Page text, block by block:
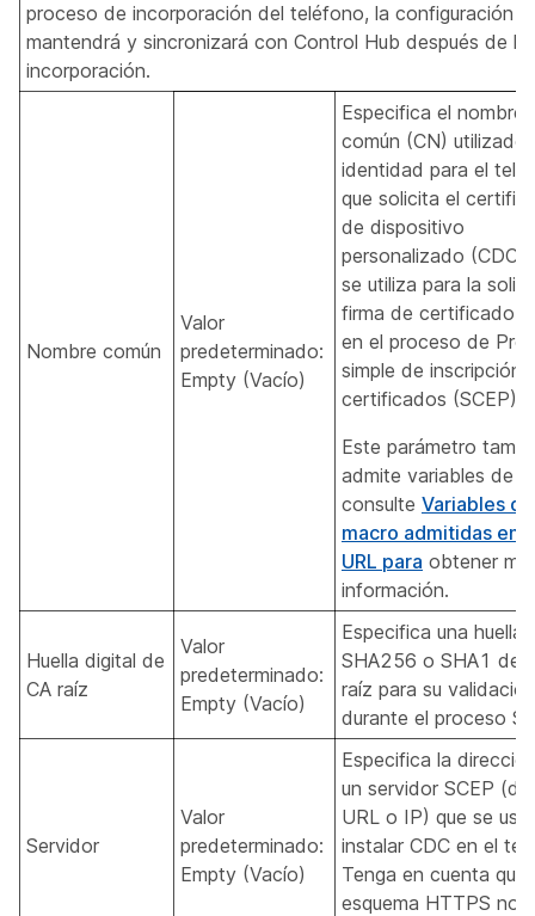
proceso de incorporación del teléfono, la configuración
mantendrá y sincronizará con Control Hub después de la
incorporación.
Nombre común
Valor
predeterminado:
Empty (Vacío)
Especifica el nombre
común (CN) utilizado
identidad para el
que solicita el
de dispositivo
personalizado (CDC).
se utiliza para la
firma de certificado
en el proceso de
simple de inscripción
certificados (SCEP).
Este parámetro
admite variables de
consulte Variables de
macro admitidas en
URL para obtener
información.
Huella digital de
CA raíz
Valor
predeterminado:
Empty (Vacío)
Especifica una huella
SHA256 o SHA1 de
raíz para su validación
durante el proceso
Servidor
Valor
predeterminado:
Empty (Vacío)
Especifica la
un servidor SCEP
URL o IP) que se usa
instalar CDC en el
Tenga en cuenta que
esquema HTTPS no